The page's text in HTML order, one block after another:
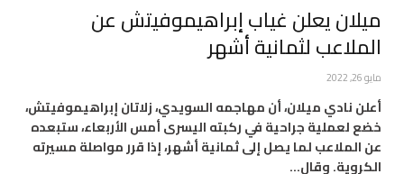
ميلان يعلن غياب إبراهيموفيتش عن
الملاعب لثمانية أشهر
مايو 26, 2022
أعلن نادي ميلان، أن مهاجمه السويدي، زلاتان إبراهيموفيتش،
خضع لعملية جراحية في ركبته اليسرى أمس الأربعاء، ستبعده
عن الملاعب لما يصل إلى ثمانية أشهر، إذا قرر مواصلة مسيرته
الكروية. وقال…